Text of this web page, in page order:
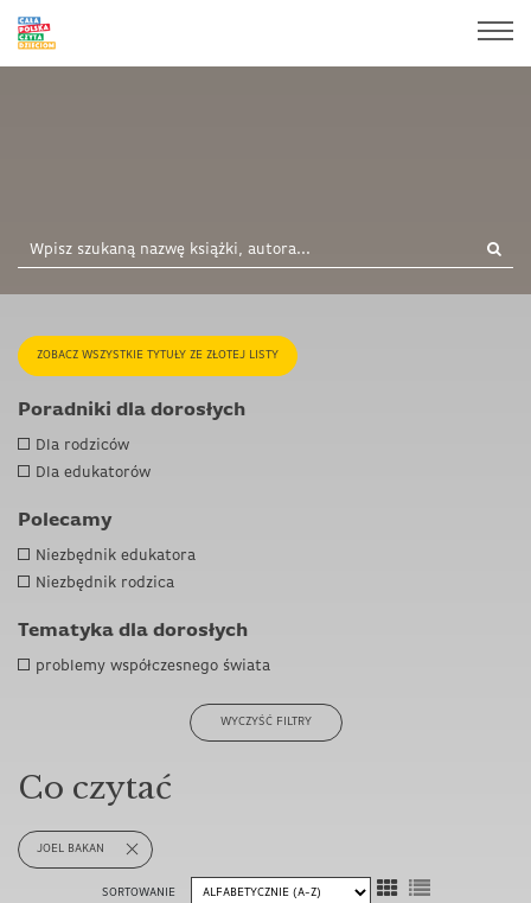
ZOBACZ WSZYSTKIE TYTUŁY ZE ZŁOTEJ LISTY
Poradniki dla dorosłych
Dla rodziców
Dla edukatorów
Polecamy
Niezbędnik edukatora
Niezbędnik rodzica
Tematyka dla dorosłych
problemy współczesnego świata
WYCZYŚĆ FILTRY
Co czytać
JOEL BAKAN
SORTOWANIE